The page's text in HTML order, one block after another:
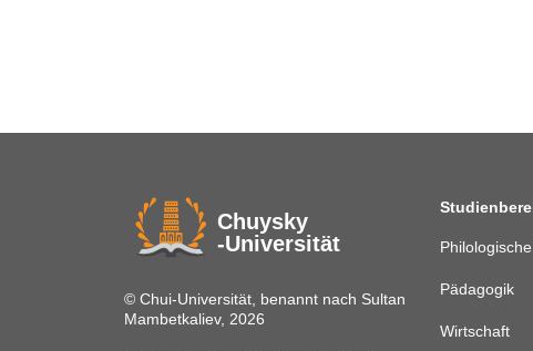
Chuysky
-Universität
© Chui-Universität, benannt nach Sultan
Mambetkaliev, 2026
Pädagogik
Wirtschaft